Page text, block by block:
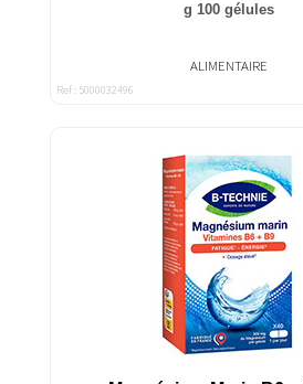
g 100 gélules
ALIMENTAIRE
Ref : 5000032496